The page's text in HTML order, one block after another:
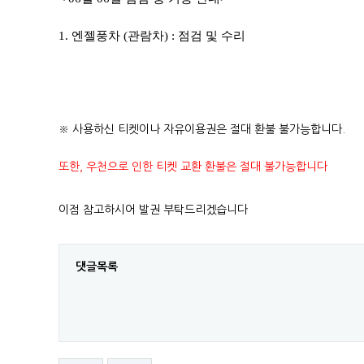
1. 엔젤풍차 (관람차) : 점검 및 수리
※ 사용하신 티켓이나 자유이용권은 절대 환불 불가능합니다.
또한, 우천으로 인한 티켓 교환 환불은 절대 불가능합니다
이점 참고하시어 발권 부탁드리겠습니다
댓글목록